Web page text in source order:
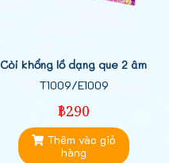
Còi khổng lồ dạng que 2 âm
T1009/E1009
฿290
hàng